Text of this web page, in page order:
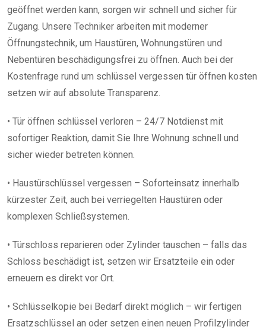
geöffnet werden kann, sorgen wir schnell und sicher für
Zugang. Unsere Techniker arbeiten mit moderner
Öffnungstechnik, um Haustüren, Wohnungstüren und
Nebentüren beschädigungsfrei zu öffnen. Auch bei der
Kostenfrage rund um schlüssel vergessen tür öffnen kosten
setzen wir auf absolute Transparenz.
• Tür öffnen schlüssel verloren – 24/7 Notdienst mit
sofortiger Reaktion, damit Sie Ihre Wohnung schnell und
sicher wieder betreten können.
• Haustürschlüssel vergessen – Soforteinsatz innerhalb
kürzester Zeit, auch bei verriegelten Haustüren oder
komplexen Schließsystemen.
• Türschloss reparieren oder Zylinder tauschen – falls das
Schloss beschädigt ist, setzen wir Ersatzteile ein oder
erneuern es direkt vor Ort.
• Schlüsselkopie bei Bedarf direkt möglich – wir fertigen
Ersatzschlüssel an oder setzen einen neuen Profilzylinder